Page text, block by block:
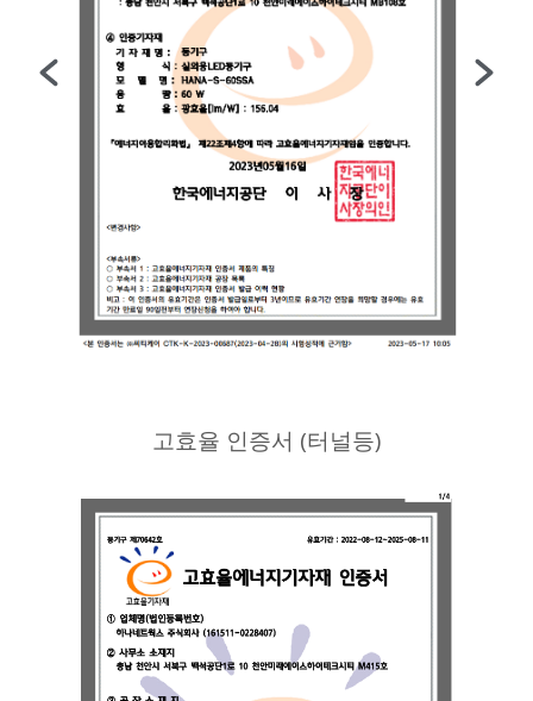
고효율 인증서 (터널등)